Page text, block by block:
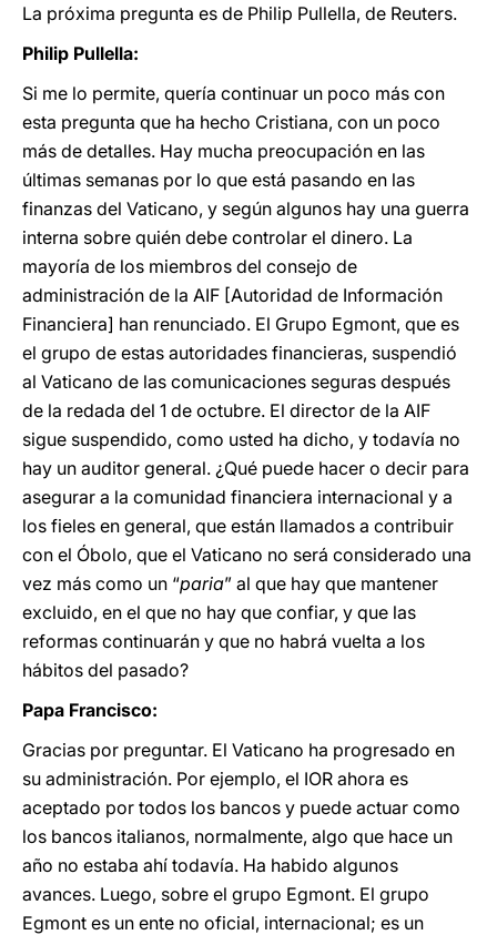
La próxima pregunta es de Philip Pullella, de Reuters.
Philip Pullella:
Si me lo permite, quería continuar un poco más con
esta pregunta que ha hecho Cristiana, con un poco
más de detalles. Hay mucha preocupación en las
últimas semanas por lo que está pasando en las
finanzas del Vaticano, y según algunos hay una guerra
interna sobre quién debe controlar el dinero. La
mayoría de los miembros del consejo de
administración de la AIF [Autoridad de Información
Financiera] han renunciado. El Grupo Egmont, que es
el grupo de estas autoridades financieras, suspendió
al Vaticano de las comunicaciones seguras después
de la redada del 1 de octubre. El director de la AIF
sigue suspendido, como usted ha dicho, y todavía no
hay un auditor general. ¿Qué puede hacer o decir para
asegurar a la comunidad financiera internacional y a
los fieles en general, que están llamados a contribuir
con el Óbolo, que el Vaticano no será considerado una
vez más como un “paria” al que hay que mantener
excluido, en el que no hay que confiar, y que las
reformas continuarán y que no habrá vuelta a los
hábitos del pasado?
Papa Francisco:
Gracias por preguntar. El Vaticano ha progresado en
su administración. Por ejemplo, el IOR ahora es
aceptado por todos los bancos y puede actuar como
los bancos italianos, normalmente, algo que hace un
año no estaba ahí todavía. Ha habido algunos
avances. Luego, sobre el grupo Egmont. El grupo
Egmont es un ente no oficial, internacional; es un